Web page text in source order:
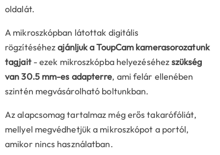
oldalát.
A mikroszkópban látottak digitális
rögzítéséhezajánljuk a ToupCam kamerasorozatunk
tagjait- ezek mikroszkópba helyezéséhezszükség
van 30.5 mm-es adapterre, ami felár ellenében
szintén megvásárolható boltunkban.
Az alapcsomag tartalmaz még erős takarófóliát,
mellyel megvédhetjük a mikroszkópot a portól,
amikor nincs használatban.